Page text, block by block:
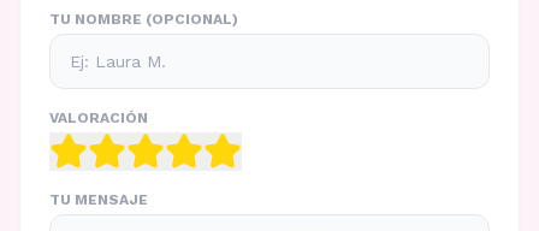
TU NOMBRE (OPCIONAL)
VALORACIÓN
TU MENSAJE